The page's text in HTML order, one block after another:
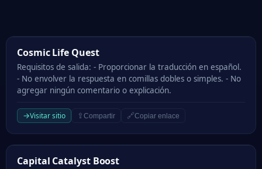
Cosmic Life Quest
Cosmic Life Quest
Requisitos de salida: - Proporcionar la traducción en español.
- No envolver la respuesta en comillas dobles o simples. - No
agregar ningún comentario o explicación.
→Visitar sitio ⇪ Compartir 🔗Copiar enlace
Capital Catalyst Boost
Capital Catalyst Boost